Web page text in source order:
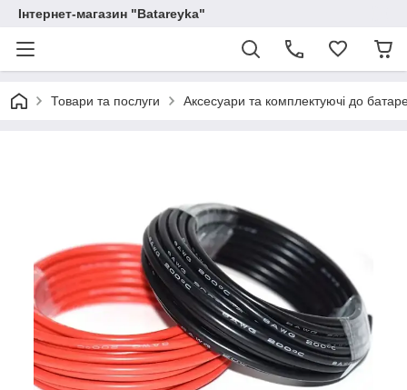
Інтернет-магазин "Batareyka"
Товари та послуги Аксесуари та комплектуючі до